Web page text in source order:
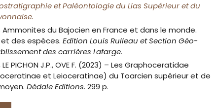
et Paléontologie du Lias Supérieur et du
Ammonites du Bajocien en France et dans le monde.
des espèces. Edition Louis Rulleau et Section Géo-
des carrières Lafarge.
LE PICHON J.P., OVE F. (2023) – Les Graphoceratidae
et Leioceratinae) du Toarcien supérieur et de
Dédale Editions. 299 p.